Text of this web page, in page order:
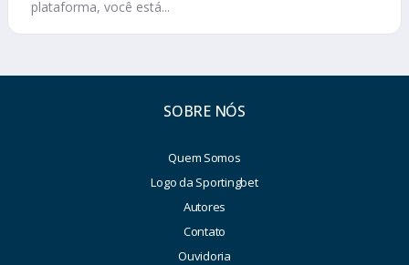
plataforma, você está...
SOBRE NÓS
Quem Somos
Logo da Sportingbet
Autores
Contato
Ouvidoria